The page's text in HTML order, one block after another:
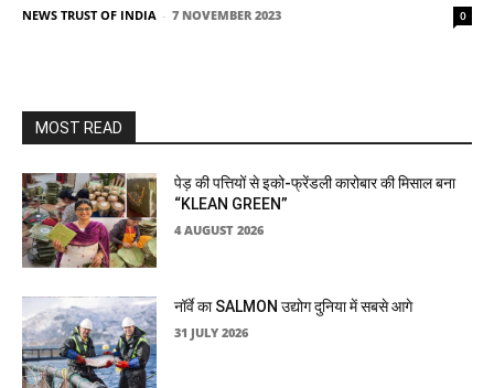
NEWS TRUST OF INDIA - 7 NOVEMBER 2023 0
MOST READ
पेड़ की पत्तियों से इको-फ्रेंडली कारोबार की मिसाल बना
“KLEAN GREEN”
4 AUGUST 2026
नॉर्वे का SALMON उद्योग दुनिया में सबसे आगे
31 JULY 2026